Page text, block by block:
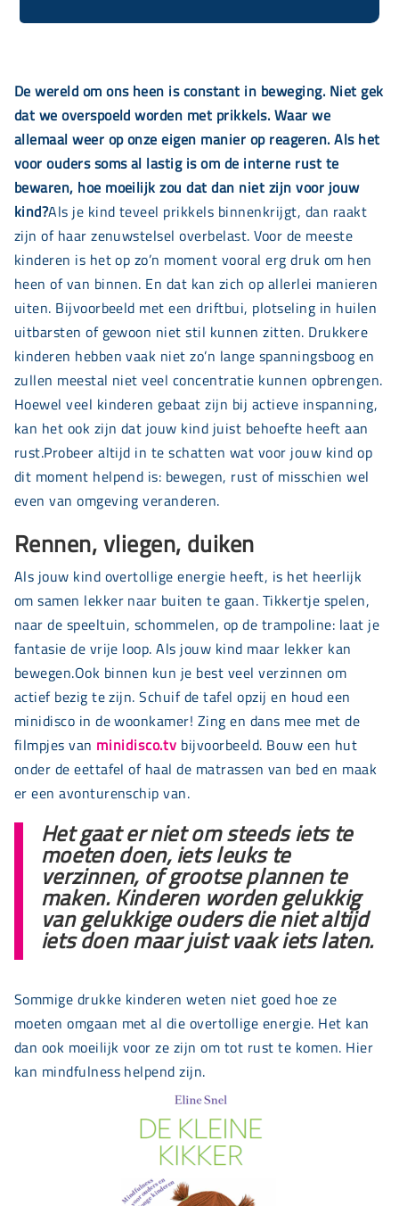
De wereld om ons heen is constant in beweging. Niet gek
dat we overspoeld worden met prikkels. Waar we
allemaal weer op onze eigen manier op reageren. Als het
voor ouders soms al lastig is om de interne rust te
bewaren, hoe moeilijk zou dat dan niet zijn voor jouw
kind?Als je kind teveel prikkels binnenkrijgt, dan raakt
zijn of haar zenuwstelsel overbelast. Voor de meeste
kinderen is het op zo’n moment vooral erg druk om hen
heen of van binnen. En dat kan zich op allerlei manieren
uiten. Bijvoorbeeld met een driftbui, plotseling in huilen
uitbarsten of gewoon niet stil kunnen zitten. Drukkere
kinderen hebben vaak niet zo’n lange spanningsboog en
zullen meestal niet veel concentratie kunnen opbrengen.
Hoewel veel kinderen gebaat zijn bij actieve inspanning,
kan het ook zijn dat jouw kind juist behoefte heeft aan
rust.Probeer altijd in te schatten wat voor jouw kind op
dit moment helpend is: bewegen, rust of misschien wel
even van omgeving veranderen.
Rennen, vliegen, duiken
Als jouw kind overtollige energie heeft, is het heerlijk
om samen lekker naar buiten te gaan. Tikkertje spelen,
naar de speeltuin, schommelen, op de trampoline: laat je
fantasie de vrije loop. Als jouw kind maar lekker kan
bewegen.Ook binnen kun je best veel verzinnen om
actief bezig te zijn. Schuif de tafel opzij en houd een
minidisco in de woonkamer! Zing en dans mee met de
filmpjes van minidisco.tv bijvoorbeeld. Bouw een hut
onder de eettafel of haal de matrassen van bed en maak
er een avonturenschip van.
Het gaat er niet om steeds iets te
moeten doen, iets leuks te
verzinnen, of grootse plannen te
maken. Kinderen worden gelukkig
van gelukkige ouders die niet altijd
iets doen maar juist vaak iets laten.
Sommige drukke kinderen weten niet goed hoe ze
moeten omgaan met al die overtollige energie. Het kan
dan ook moeilijk voor ze zijn om tot rust te komen. Hier
kan mindfulness helpend zijn.